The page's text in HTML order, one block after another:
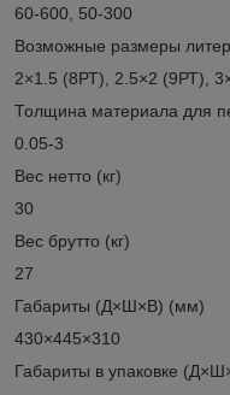
60-600, 50-300
Возможные размеры литер
2×1.5 (8РТ), 2.5×2 (9РТ),
Толщина материала для
0.05-3
Вес нетто (кг)
30
Вес брутто (кг)
27
Габариты (Д×Ш×В) (мм)
430×445×310
Габариты в упаковке